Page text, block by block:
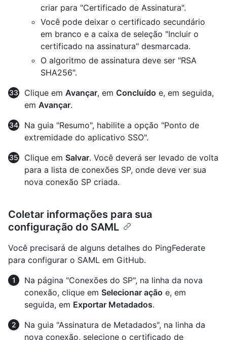
criar para "Certificado de Assinatura".
Você pode deixar o certificado secundário
em branco e a caixa de seleção "Incluir o
certificado na assinatura" desmarcada.
O algoritmo de assinatura deve ser "RSA
SHA256".
Clique em Avançar, em Concluído e, em seguida,
em Avançar.
Na guia "Resumo", habilite a opção "Ponto de
extremidade do aplicativo SSO".
Clique em Salvar. Você deverá ser levado de volta
para a lista de conexões SP, onde deve ver sua
nova conexão SP criada.
Coletar informações para sua
configuração do SAML
Você precisará de alguns detalhes do PingFederate
para configurar o SAML em GitHub.
Na página "Conexões do SP", na linha da nova
conexão, clique em Selecionar ação e, em
seguida, em Exportar Metadados.
Na guia "Assinatura de Metadados", na linha da
nova conexão, selecione o certificado de